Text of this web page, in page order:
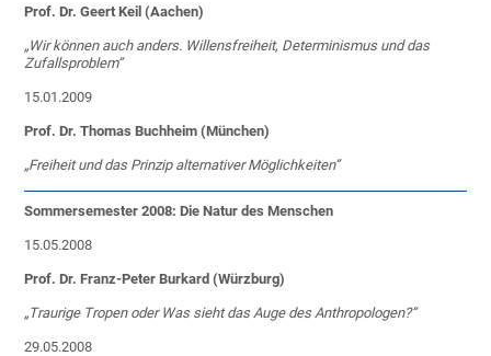
Prof. Dr. Geert Keil (Aachen)
„Wir können auch anders. Willensfreiheit, Determinismus und das
Zufallsproblem”
15.01.2009
Prof. Dr. Thomas Buchheim (München)
„Freiheit und das Prinzip alternativer Möglichkeiten”
Sommersemester 2008: Die Natur des Menschen
15.05.2008
Prof. Dr. Franz-Peter Burkard (Würzburg)
„Traurige Tropen oder Was sieht das Auge des Anthropologen?”
29.05.2008